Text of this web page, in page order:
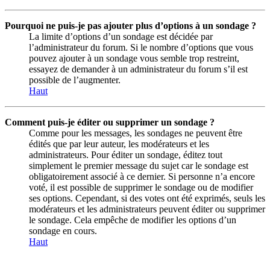
Pourquoi ne puis-je pas ajouter plus d’options à un sondage ?
La limite d’options d’un sondage est décidée par
l’administrateur du forum. Si le nombre d’options que vous
pouvez ajouter à un sondage vous semble trop restreint,
essayez de demander à un administrateur du forum s’il est
possible de l’augmenter.
Haut
Comment puis-je éditer ou supprimer un sondage ?
Comme pour les messages, les sondages ne peuvent être
édités que par leur auteur, les modérateurs et les
administrateurs. Pour éditer un sondage, éditez tout
simplement le premier message du sujet car le sondage est
obligatoirement associé à ce dernier. Si personne n’a encore
voté, il est possible de supprimer le sondage ou de modifier
ses options. Cependant, si des votes ont été exprimés, seuls les
modérateurs et les administrateurs peuvent éditer ou supprimer
le sondage. Cela empêche de modifier les options d’un
sondage en cours.
Haut